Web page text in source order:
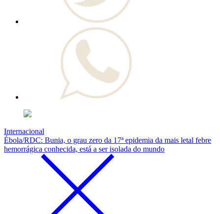
Internacional
Ébola/RDC: Bunia, o grau zero da 17ª epidemia da mais letal febre
hemorrágica conhecida, está a ser isolada do mundo